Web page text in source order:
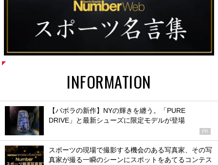
INFORMATION
【バボラの新作】NYの輝きを纏う。「PURE
DRIVE」と最新シューズに限定モデルが登場
PR
スポーツの現場で撮影する機会のある写真家、その写
真家が撮る一瞬のシーンにスポットをあてるコンテス